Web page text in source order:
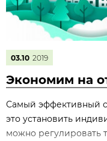
03.10 2019
Экономим на
Самый эффективный
это установить
можно регулировать